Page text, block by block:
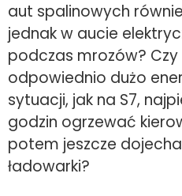
aut spalinowych
jednak w aucie
podczas mrozów?
odpowiednio dużo
sytuacji, jak na S7,
godzin ogrzewać
potem jeszcze
ładowarki?